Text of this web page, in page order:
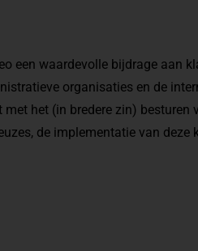
een waardevolle bijdrage aan
organisaties en de
het (in bredere zin) besturen
de implementatie van deze